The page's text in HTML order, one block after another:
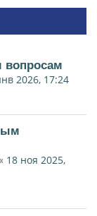
2026, 17:24
18 ноя 2025,